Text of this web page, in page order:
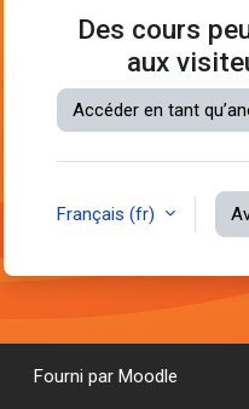
Des cours
aux
Accéder en tant
Français ‎(fr)‎
Fourni par Moodle